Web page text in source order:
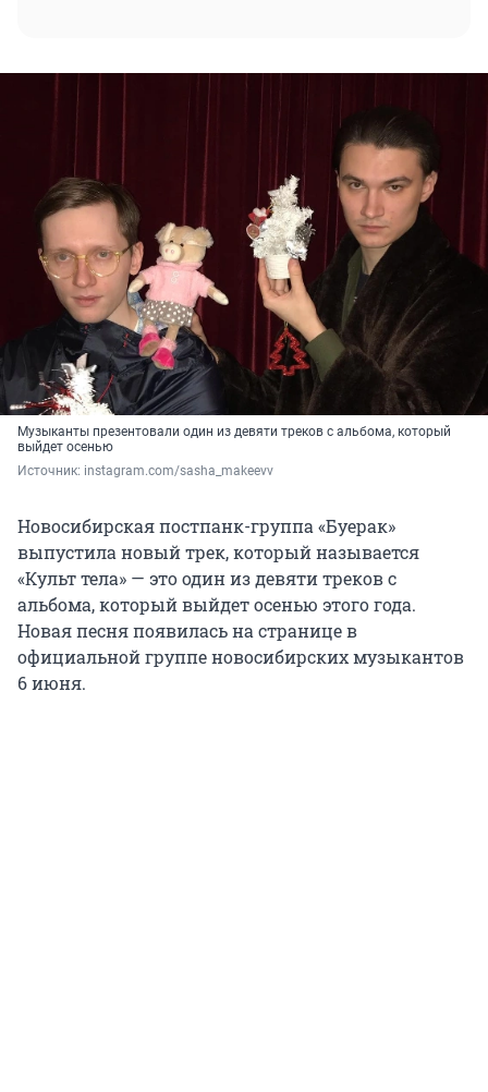
Музыканты презентовали один из девяти треков с альбома, который
выйдет осенью
Источник: instagram.com/sasha_makeevv
Новосибирская постпанк-группа «Буерак»
выпустила новый трек, который называется
«Культ тела» — это один из девяти треков с
альбома, который выйдет осенью этого года.
Новая песня появилась на странице в
официальной группе новосибирских музыкантов
6 июня.